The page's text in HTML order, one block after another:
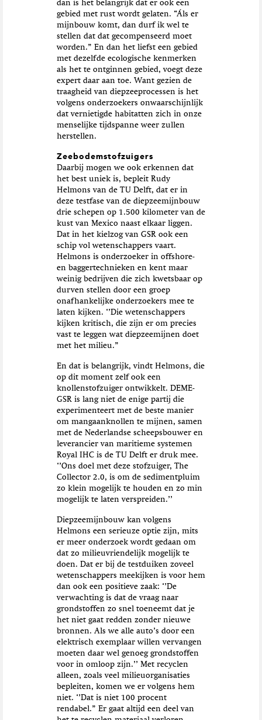
dan is het belangrijk dat er ook een
gebied met rust wordt gelaten. “Áls er
mijnbouw komt, dan durf ik wel te
stellen dat dat gecompenseerd moet
worden.” En dan het liefst een gebied
met dezelfde ecologische kenmerken
als het te ontginnen gebied, voegt deze
expert daar aan toe. Want gezien de
traagheid van diepzeeprocessen is het
volgens onderzoekers onwaarschijnlijk
dat vernietigde habitatten zich in onze
menselijke tijdspanne weer zullen
herstellen.
Zeebodemstofzuigers
Daarbij mogen we ook erkennen dat
het best uniek is, bepleit Rudy
Helmons van de TU Delft, dat er in
deze testfase van de diepzeemijnbouw
drie schepen op 1.500 kilometer van de
kust van Mexico naast elkaar liggen.
Dat in het kielzog van GSR ook een
schip vol wetenschappers vaart.
Helmons is onderzoeker in offshore-
en baggertechnieken en kent maar
weinig bedrijven die zich kwetsbaar op
durven stellen door een groep
onafhankelijke onderzoekers mee te
laten kijken. ‘’Die wetenschappers
kijken kritisch, die zijn er om precies
vast te leggen wat diepzeemijnen doet
met het milieu.”
En dat is belangrijk, vindt Helmons, die
op dit moment zelf ook een
knollenstofzuiger ontwikkelt. DEME-
GSR is lang niet de enige partij die
experimenteert met de beste manier
om mangaanknollen te mijnen, samen
met de Nederlandse scheepsbouwer en
leverancier van maritieme systemen
Royal IHC is de TU Delft er druk mee.
‘’Ons doel met deze stofzuiger, The
Collector 2.0, is om de sedimentpluim
zo klein mogelijk te houden en zo min
mogelijk te laten verspreiden.’’
Diepzeemijnbouw kan volgens
Helmons een serieuze optie zijn, mits
er meer onderzoek wordt gedaan om
dat zo milieuvriendelijk mogelijk te
doen. Dat er bij de testduiken zoveel
wetenschappers meekijken is voor hem
dan ook een positieve zaak: ‘’De
verwachting is dat de vraag naar
grondstoffen zo snel toeneemt dat je
het niet gaat redden zonder nieuwe
bronnen. Als we alle auto’s door een
elektrisch exemplaar willen vervangen
moeten daar wel genoeg grondstoffen
voor in omloop zijn.’’ Met recyclen
alleen, zoals veel milieuorganisaties
bepleiten, komen we er volgens hem
niet. ‘’Dat is niet 100 procent
rendabel.” Er gaat altijd een deel van